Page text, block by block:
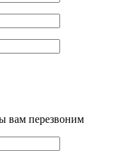
вам перезвоним